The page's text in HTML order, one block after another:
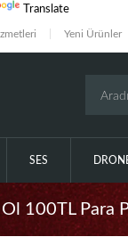
Translate
Yeni Ürünler
SES
100TL Para